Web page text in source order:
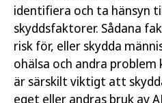
identifiera och ta hänsyn
skyddsfaktorer. Sådana
risk för, eller skydda
ohälsa och andra
är särskilt viktigt att
eget eller andras bruk av